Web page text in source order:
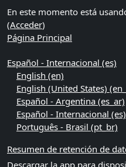
En este momento está
(Acceder)
Página Principal
Español - Internacional ‎(es)‎
English ‎(en)‎
English (United States)
Español - Argentina ‎(es_ar)‎
Español - Internacional ‎(es)‎
Português - Brasil ‎(pt_br)‎
Resumen de retención de
Descargar la app para